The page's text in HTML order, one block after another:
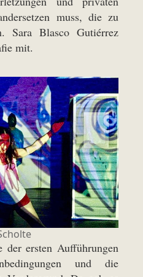
muss, die zu
Sara Blasco Gutiérrez
mit.
ersten Aufführungen
und die